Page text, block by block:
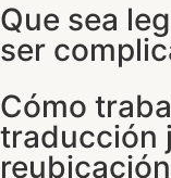
Que sea
ser
Cómo
traducción